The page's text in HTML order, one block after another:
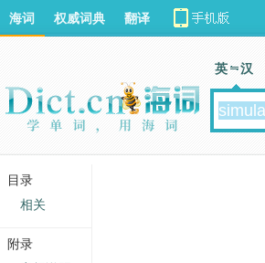
海词 权威词典 翻译
英 汉
目录
相关
附录